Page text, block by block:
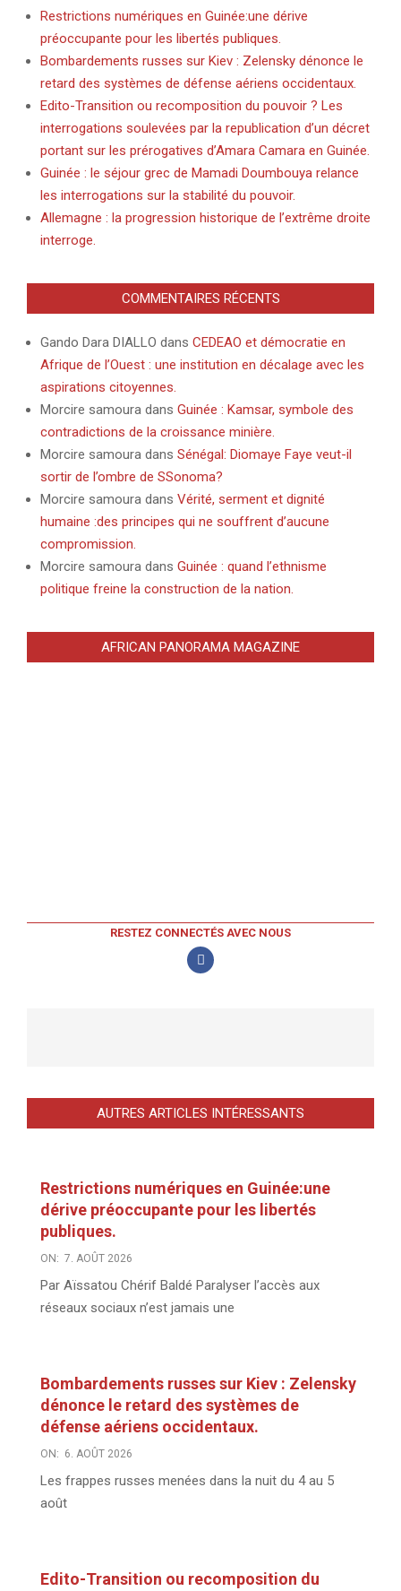
Restrictions numériques en Guinée:une dérive
préoccupante pour les libertés publiques.
Bombardements russes sur Kiev : Zelensky dénonce le
retard des systèmes de défense aériens occidentaux.
Edito-Transition ou recomposition du pouvoir ? Les
interrogations soulevées par la republication d’un décret
portant sur les prérogatives d’Amara Camara en Guinée.
Guinée : le séjour grec de Mamadi Doumbouya relance
les interrogations sur la stabilité du pouvoir.
Allemagne : la progression historique de l’extrême droite
interroge.
COMMENTAIRES RÉCENTS
Gando Dara DIALLO dans CEDEAO et démocratie en
Afrique de l’Ouest : une institution en décalage avec les
aspirations citoyennes.
Morcire samoura dans Guinée : Kamsar, symbole des
contradictions de la croissance minière.
Morcire samoura dans Sénégal: Diomaye Faye veut-il
sortir de l’ombre de SSonoma?
Morcire samoura dans Vérité, serment et dignité
humaine :des principes qui ne souffrent d’aucune
compromission.
Morcire samoura dans Guinée : quand l’ethnisme
politique freine la construction de la nation.
AFRICAN PANORAMA MAGAZINE
RESTEZ CONNECTÉS AVEC NOUS
AUTRES ARTICLES INTÉRESSANTS
Restrictions numériques en Guinée:une
dérive préoccupante pour les libertés
publiques.
ON: 7. AOÛT 2026
Par Aïssatou Chérif Baldé Paralyser l’accès aux
réseaux sociaux n’est jamais une
Bombardements russes sur Kiev : Zelensky
dénonce le retard des systèmes de
défense aériens occidentaux.
ON: 6. AOÛT 2026
Les frappes russes menées dans la nuit du 4 au 5
août
Edito-Transition ou recomposition du